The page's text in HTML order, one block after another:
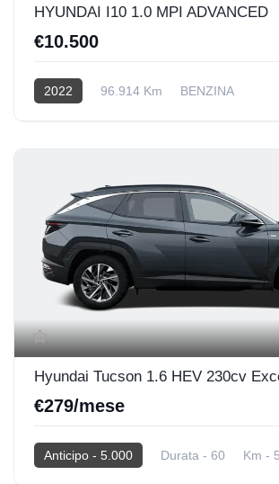
HYUNDAI I10 1.0 MPI ADVANCED
€10.500
2022 96.914 Km BENZINA
Hyundai Tucson 1.6 HEV 230cv
€279/mese
Anticipo - 5.000 Durata - 60 Km -